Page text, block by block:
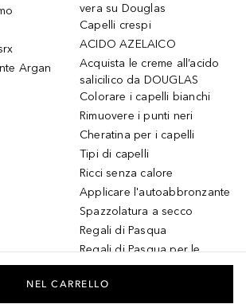
Argan
vera su Douglas
Capelli crespi
ACIDO AZELAICO
Acquista le creme all’acido
salicilico da DOUGLAS
Colorare i capelli bianchi
Rimuovere i punti neri
Cheratina per i capelli
Tipi di capelli
Ricci senza calore
Applicare l'autoabbronzante
Spazzolatura a secco
Regali di Pasqua
Regali di Pasqua per le
donne
Regali di Pasqua per gli
NEL CARRELLO